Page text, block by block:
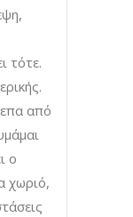
τότε.
από
ο
χωριό,